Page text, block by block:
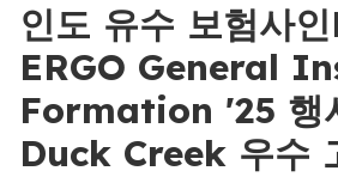
인도 유수 보험사
ERGO General
Formation '25 행
Duck Creek 우수